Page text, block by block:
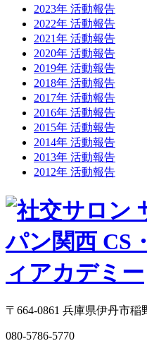
2023年 活動報告
2022年 活動報告
2021年 活動報告
2020年 活動報告
2019年 活動報告
2018年 活動報告
2017年 活動報告
2016年 活動報告
2015年 活動報告
2014年 活動報告
2013年 活動報告
2012年 活動報告
〒664-0861 兵庫県伊丹市稲
080-5786-5770